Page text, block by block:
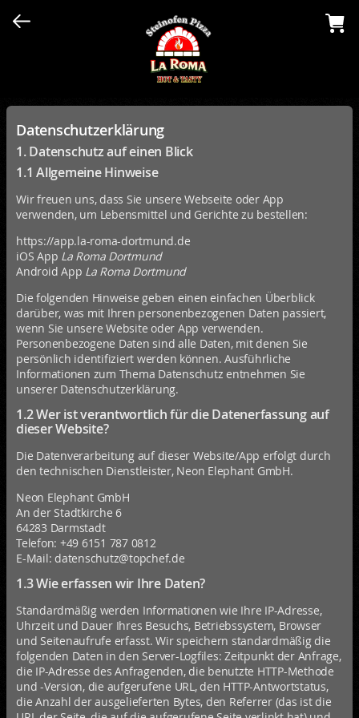
Datenschutzerklärung
1. Datenschutz auf einen Blick
1.1 Allgemeine Hinweise
Wir freuen uns, dass Sie unsere Webseite oder App
verwenden, um Lebensmittel und Gerichte zu bestellen:
https://app.la-roma-dortmund.de
iOS App La Roma Dortmund
Android App La Roma Dortmund
Die folgenden Hinweise geben einen einfachen Überblick
darüber, was mit Ihren personenbezogenen Daten passiert,
wenn Sie unsere Website oder App verwenden.
Personenbezogene Daten sind alle Daten, mit denen Sie
persönlich identifiziert werden können. Ausführliche
Informationen zum Thema Datenschutz entnehmen Sie
unserer Datenschutzerklärung.
1.2 Wer ist verantwortlich für die Datenerfassung auf
dieser Website?
Die Datenverarbeitung auf dieser Website/App erfolgt durch
den technischen Dienstleister, Neon Elephant GmbH.
Neon Elephant GmbH
An der Stadtkirche 6
64283 Darmstadt
Telefon: +49 6151 787 0812
E-Mail: datenschutz@topchef.de
1.3 Wie erfassen wir Ihre Daten?
Standardmäßig werden Informationen wie Ihre IP-Adresse,
Uhrzeit und Dauer Ihres Besuchs, Betriebssystem, Browser
und Seitenaufrufe erfasst. Wir speichern standardmäßig die
folgenden Daten in den Server-Logfiles: Zeitpunkt der Anfrage,
die IP-Adresse des Anfragenden, die benutzte HTTP-Methode
und -Version, die aufgerufene URL, den HTTP-Antwortstatus,
die Anzahl der ausgelieferten Bytes, den Referrer (das ist die